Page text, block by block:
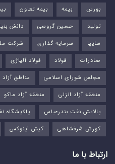
بورس‌
بیمه بیمه تعاون
تولید
حسین گروسی دانش
سایپا
سرمایه گذاری شرکت
صادرات
فولاد فولاد آلیاژی
مجلس شورای اسلامی
مناطق آزاد
منطقه آزاد انزلی
منطقه آزاد ماکو
پالایش نفت بندرعباس
پالایشگاه
کورش شرفشاهی
کیش اینوکس
ارتباط با ما